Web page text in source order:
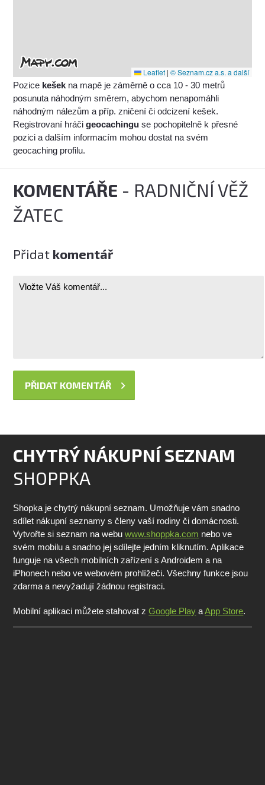
Leaflet | © Seznam.cz a.s. a další
Pozice kešek na mapě je záměrně o cca 10 - 30 metrů
posunuta náhodným směrem, abychom nenapomáhli
náhodným nálezům a příp. zničení či odcizení kešek.
Registrovaní hráčigeocachingu se pochopitelně k přesné
pozici a dalším informacím mohou dostat na svém
geocaching profilu.
KOMENTÁŘE - RADNIČNÍ VĚŽ
ŽATEC
Přidat komentář
CHYTRÝ NÁKUPNÍ SEZNAM
SHOPPKA
Shopka je chytrý nákupní seznam. Umožňuje vám snadno
sdílet nákupní seznamy s členy vaší rodiny či domácnosti.
Vytvořte si seznam na webuwww.shoppka.com nebo ve
svém mobilu a snadno jej sdílejte jedním kliknutím. Aplikace
funguje na všech mobilních zařízení s Androidem a na
iPhonech nebo ve webovém prohlížeči. Všechny funkce jsou
zdarma a nevyžadují žádnou registraci.
Mobilní aplikaci můžete stahovat zGoogle Play aApp Store.